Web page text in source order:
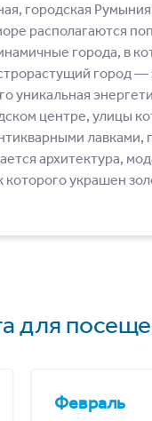
городская
располагаются
города, в
город ―
уникальная
центре, улицы
лавками,
архитектура,
которого украшен
для
Февраль